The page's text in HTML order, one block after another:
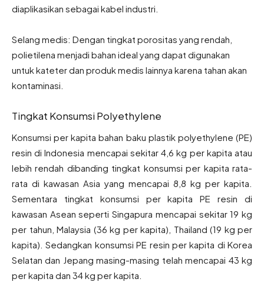
diaplikasikan sebagai kabel industri.
Selang medis: Dengan tingkat porositas yang rendah,
polietilena menjadi bahan ideal yang dapat digunakan
untuk kateter dan produk medis lainnya karena tahan akan
kontaminasi.
Tingkat Konsumsi Polyethylene
Konsumsi per kapita bahan baku plastik polyethylene (PE)
resin di Indonesia mencapai sekitar 4,6 kg per kapita atau
lebih rendah dibanding tingkat konsumsi per kapita rata-
rata di kawasan Asia yang mencapai 8,8 kg per kapita.
Sementara tingkat konsumsi per kapita PE resin di
kawasan Asean seperti Singapura mencapai sekitar 19 kg
per tahun, Malaysia (36 kg per kapita), Thailand (19 kg per
kapita). Sedangkan konsumsi PE resin per kapita di Korea
Selatan dan Jepang masing-masing telah mencapai 43 kg
per kapita dan 34 kg per kapita.